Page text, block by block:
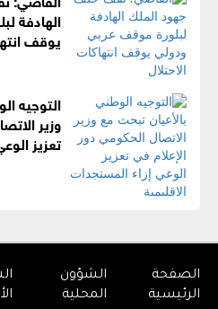
الهادفة
يوقف
التوجيه
وزير
تعزيز
الصفحة
الرئيسية
الشؤون
المحلية